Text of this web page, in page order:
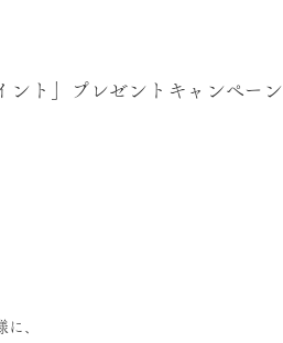
ト」プレゼントキャンペーン
、